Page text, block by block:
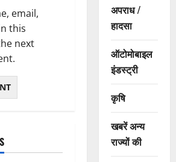
email,
this
next
अपराध /
हादसा
ऑटोमोबाइल
इंडस्ट्री
कृषि
खबरें अन्य
राज्यों की